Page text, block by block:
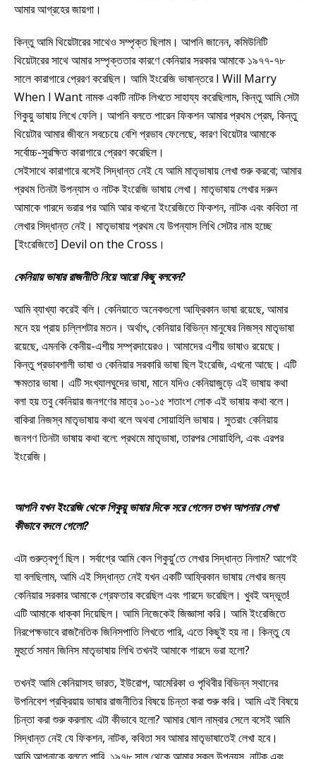
আমার আগ্রহের জায়গা।
কিন্তু আমি থিয়েটারের সাথেও সম্পৃক্ত ছিলাম। আপনি জানেন, কমিউনিটি
থিয়েটারের সাথে আমার সম্পৃক্ততার কারণে কেনিয়ার সরকার আমাকে ১৯৭৭-৭৮
সালে কারাগারে প্রেরণ করেছিল। আমি ইংরেজি ভাষান্তরে I Will Marry
When I Want নামক একটি নাটক লিখতে সাহায্য করেছিলাম, কিন্তু আমি সেটা
গিকুয়ু ভাষায় লিখে ফেলি। আপনি বলতে পারেন ফিকশন আমার প্রথম প্রেম, কিন্তু
থিয়েটার আমার জীবনে সবচেয়ে বেশি প্রভাব ফেলেছে, কারণ থিয়েটার আমাকে
সর্বোচ্চ-সুরক্ষিত কারাগারে প্রেরণ করেছিল।
সেইসাথে কারাগারে বসেই সিদ্ধান্ত নেই যে আমি মাতৃভাষায় লেখা শুরু করবো; আমার
প্রথম তিনটা উপন্যাস ও নাটক ইংরেজি ভাষায় লেখা। মাতৃভাষায় লেখার দরুন
আমাকে গারদে ভরার পর আমি আর কখনো ইংরেজিতে ফিকশন, নাটক এবং কবিতা না
লেখার সিদ্ধান্ত নেই। মাতৃভাষায় প্রথম যে উপন্যাস লিখি সেটার নাম হচ্ছে
[ইংরেজিতে] Devil on the Cross।
কেনিয়ায় ভাষার রাজনীতি নিয়ে আরো কিছু বলবেন?
আমি ব্যাখ্যা করেই বলি। কেনিয়াতে অনেকগুলো আফ্রিকান ভাষা রয়েছে, আমার
মনে হয় প্রায় চল্লিশটার মতন। অর্থাৎ, কেনিয়ার বিভিন্ন মানুষের নিজস্ব মাতৃভাষা
রয়েছে, এমনকি কেনীয়-এশীয় সম্প্রদায়েরও। আমাদের এশীয় ভাষাও রয়েছে।
কিন্তু প্রভাবশালী ভাষা ও কেনিয়ার সরকারি ভাষা ছিল ইংরেজি, এখনো আছে। এটি
ক্ষমতার ভাষা। এটি সংখ্যালঘুদের ভাষা, মানে যদিও কেনিয়াজুড়ে এই ভাষায় কথা
বলা হয় তবু কেনিয়ার জনগণের মাত্র ১০-১৫ শতাংশ লোক এই ভাষায় কথা বলে।
বাকিরা নিজস্ব মাতৃভাষায় কথা বলে অথবা সোয়াহিলি ভাষায়। সুতরাং কেনিয়ায়
জনগণ তিনটা ভাষায় কথা বলে: প্রথমে মাতৃভাষা, তারপর সোয়াহিলি, এবং এরপর
ইংরেজি।
আপনি যখন ইংরেজি থেকে গিকুয়ু ভাষার দিকে সরে গেলেন তখন আপনার লেখা
কীভাবে বদলে গেলো?
এটা গুরুত্বপূর্ণ ছিল। সর্বাগ্রে আমি কেন গিকুয়ু’তে লেখার সিদ্ধান্ত নিলাম? আগেই
যা বলছিলাম, আমি এই সিদ্ধান্ত নেই যখন একটি আফ্রিকান ভাষায় লেখার জন্য
কেনিয়ার সরকার আমাকে গ্রেফতার করেছিল এবং গারদে ভরেছিল। খুবই অদ্ভুত!
এটি আমাকে ধাক্কা দিয়েছিল। আমি নিজেকেই জিজ্ঞাসা করি। আমি ইংরেজিতে
নিরপেক্ষভাবে রাজনৈতিক জিনিসপাতি লিখতে পারি, এতে কিছুই হয় না। কিন্তু যে
মুহুর্তে সমান জিনিস মাতৃভাষায় লিখি তখনই আমাকে গারদে ভরা হলো?
তখনই আমি কেনিয়াসহ ভারত, ইউরোপ, আমেরিকা ও পৃথিবীর বিভিন্ন স্থানের
উপনিবেশ প্রক্রিয়ায় ভাষার রাজনীতির বিষয়ে চিন্তা করা শুরু করি। আমি এই বিষয়ে
চিন্তা করা শুরু করলাম: এটা কীভাবে হলো? আমার ষোল নাম্বার সেলে বসেই আমি
সিদ্ধান্ত নেই যে ফিকশন, নাটক, কবিতা সব আমার মাতৃভাষাতেই লেখা হবে।